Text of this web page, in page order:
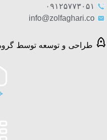
۰۹۱۲۵۷۷۳۰۵۱
info@zolfaghari.co
طراحی و توسعه توسط